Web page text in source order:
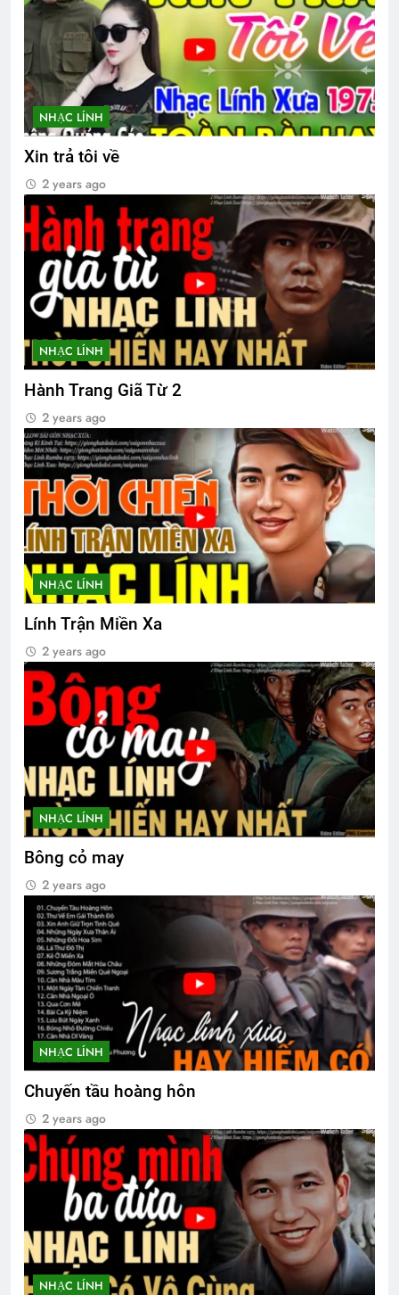
NHẠC LÍNH
Xin trả tôi về
2 years ago
NHẠC LÍNH
Hành Trang Giã Từ 2
2 years ago
NHẠC LÍNH
Lính Trận Miền Xa
2 years ago
NHẠC LÍNH
Bông cỏ may
2 years ago
NHẠC LÍNH
Chuyến tầu hoàng hôn
2 years ago
NHẠC LÍNH